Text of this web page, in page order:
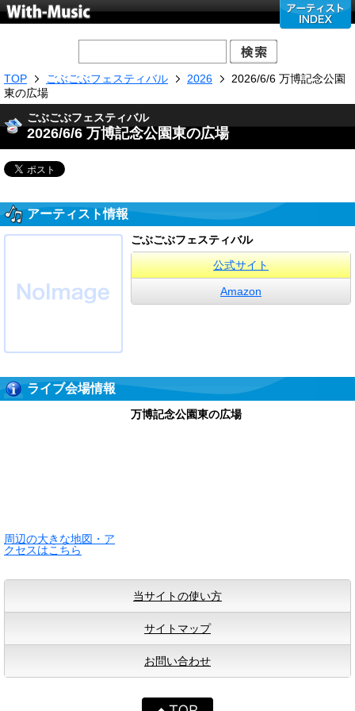
TOP ごぶごぶフェスティバル 2026
2026/6/6 万博記念公園
東の広場
ごぶごぶフェスティバル
2026/6/6 万博記念公園東の広場
アーティスト情報
ごぶごぶフェスティバル
公式サイト
Amazon
ライブ会場情報
周辺の大きな地図・ア
クセスはこちら
万博記念公園東の広場
当サイトの使い方
サイトマップ
お問い合わせ